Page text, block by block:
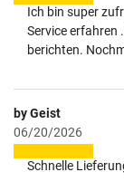
Ich bin super
Service erfahren
berichten.
by Geist
06/20/2026
Schnelle